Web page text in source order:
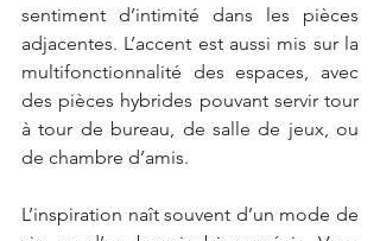
sentiment d’intimité dans les pièces
adjacentes. L’accent est aussi mis sur la
multifonctionnalité des espaces, avec
des pièces hybrides pouvant servir tour
à tour de bureau, de salle de jeux, ou
de chambre d’amis.
L’inspiration naît souvent d’un mode de